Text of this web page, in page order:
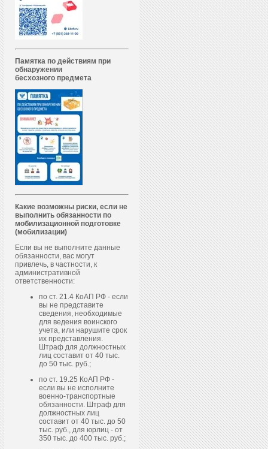
Памятка по действиям при
обнаружении
бесхозного предмета
Какие возможны риски, если не
выполнить обязанности по
мобилизационной подготовке
(мобилизации)
Если вы не выполните данные
обязанности, вас могут
привлечь, в частности, к
административной
ответственности:
по ст. 21.4 КоАП РФ - если
вы не представите
сведения, необходимые
для ведения воинского
учета, или нарушите срок
их представления.
Штраф для должностных
лиц составит от 40 тыс.
до 50 тыс. руб.;
по ст. 19.25 КоАП РФ -
если вы не исполните
военно-транспортные
обязанности. Штраф для
должностных лиц
составит от 40 тыс. до 50
тыс. руб., для юрлиц - от
350 тыс. до 400 тыс. руб.;